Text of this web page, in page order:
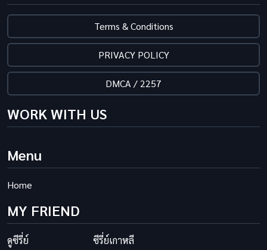
Terms & Conditions
PRIVACY POLICY
DMCA / 2257
WORK WITH US
Menu
Home
MY FRIEND
ดูซีรี่ย์ ซีรี่ย์เกาหลี